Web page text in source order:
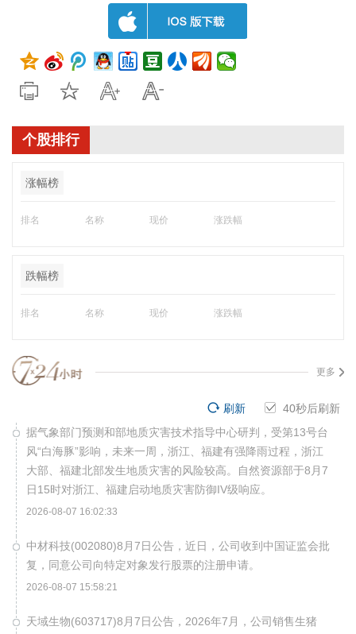
个股排行
涨幅榜
排名 名称 现价 涨跌幅
跌幅榜
排名 名称 现价 涨跌幅
更多
39秒后刷新
刷新
据气象部门预测和部地质灾害技术指导中心研判，受第13号台
风“白海豚”影响，未来一周，浙江、福建有强降雨过程，浙江
大部、福建北部发生地质灾害的风险较高。自然资源部于8月7
日15时对浙江、福建启动地质灾害防御IV级响应。
2026-08-07 16:02:33
中材科技(002080)8月7日公告，近日，公司收到中国证监会批
复，同意公司向特定对象发行股票的注册申请。
2026-08-07 15:58:21
天域生物(603717)8月7日公告，2026年7月，公司销售生猪